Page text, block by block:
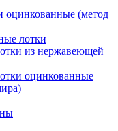
оцинкованные (метод
лотки
из нержавеющей
оцинкованные